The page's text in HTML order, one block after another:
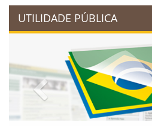
UTILIDADE PÚBLICA
Previous